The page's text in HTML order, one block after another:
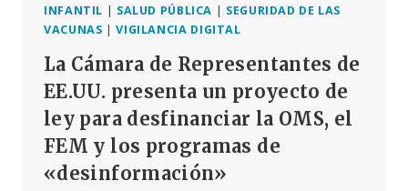
INFANTIL | SALUD PÚBLICA | SEGURIDAD DE LAS
VACUNAS |VIGILANCIA DIGITAL
La Cámara de Representantes de
EE.UU. presenta un proyecto de
ley para desfinanciar la OMS, el
FEM y los programas de
«desinformación»